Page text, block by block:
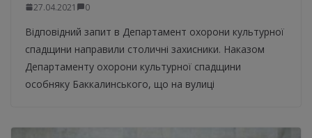
27.04.2021 0
Відповідний запит в Департамент охорони культурної
спадщини направили столичні захисники. Наказом
Департаменту охорони культурної спадщини
особняку Баккалинського, що на вулиці